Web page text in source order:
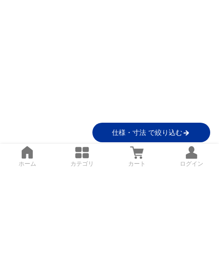
仕様・寸法 で絞り込む
ホーム カテゴリ カート ログイン